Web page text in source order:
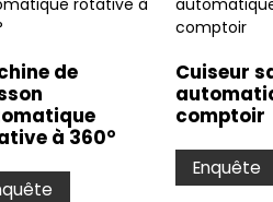
de
à 360°
Cuiseur
comptoir
Enquête